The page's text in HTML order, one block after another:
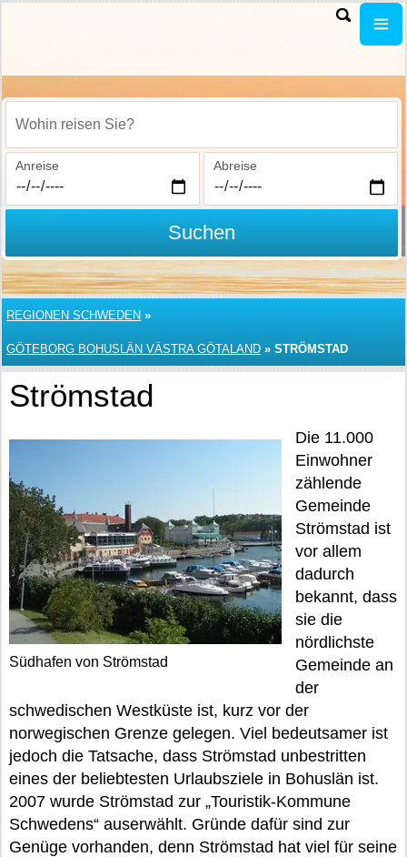
Wohin reisen Sie?
Anreise Abreise
Suchen
REGIONEN SCHWEDEN »
GÖTEBORG BOHUSLÄN VÄSTRA GÖTALAND » STRÖMSTAD
Strömstad
Südhafen von Strömstad
Die 11.000
Einwohner
zählende
Gemeinde
Strömstad ist
vor allem
dadurch
bekannt, dass
sie die
nördlichste
Gemeinde an
der
schwedischen Westküste ist, kurz vor der
norwegischen Grenze gelegen. Viel bedeutsamer ist
jedoch die Tatsache, dass Strömstad unbestritten
eines der beliebtesten Urlaubsziele in Bohuslän ist.
2007 wurde Strömstad zur „Touristik-Kommune
Schwedens“ auserwählt. Gründe dafür sind zur
Genüge vorhanden, denn Strömstad hat viel für seine